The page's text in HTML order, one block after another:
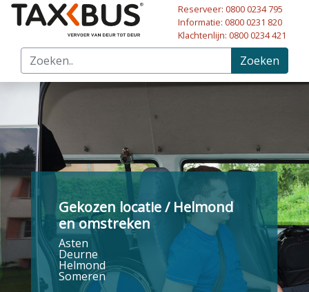
Naar hoofdinhoud
Reserveer: 0800 0234 795
Informatie: 0800 0231 820
Klachtenlijn: 0800 0234 421
Zoeken
Gekozen locatie / Helmond
en omstreken
Asten
Deurne
Helmond
Someren